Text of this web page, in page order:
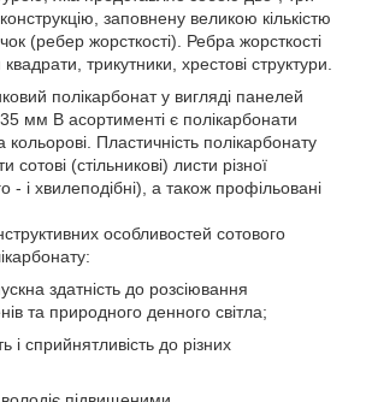
заповнену великою кількістю
(ребер жорсткості). Ребра жорсткості
трикутники, хрестові структури.
полікарбонат у вигляді панелей
мм В асортименті є полікарбонати
кольорові. Пластичність полікарбонату
(стільникові) листи різної
- і хвилеподібні), а також профільовані
особливостей сотового
здатність до розсіювання
та природного денного світла;
і сприйнятливість до різних